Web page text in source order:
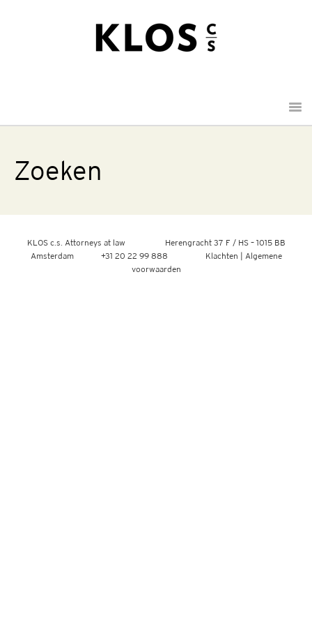
Zoeken
KLOS c.s. Attorneys at law Herengracht 37 F / HS– 1015 BB
Amsterdam +31 20 22 99 888
Klachten | Algemene
voorwaarden